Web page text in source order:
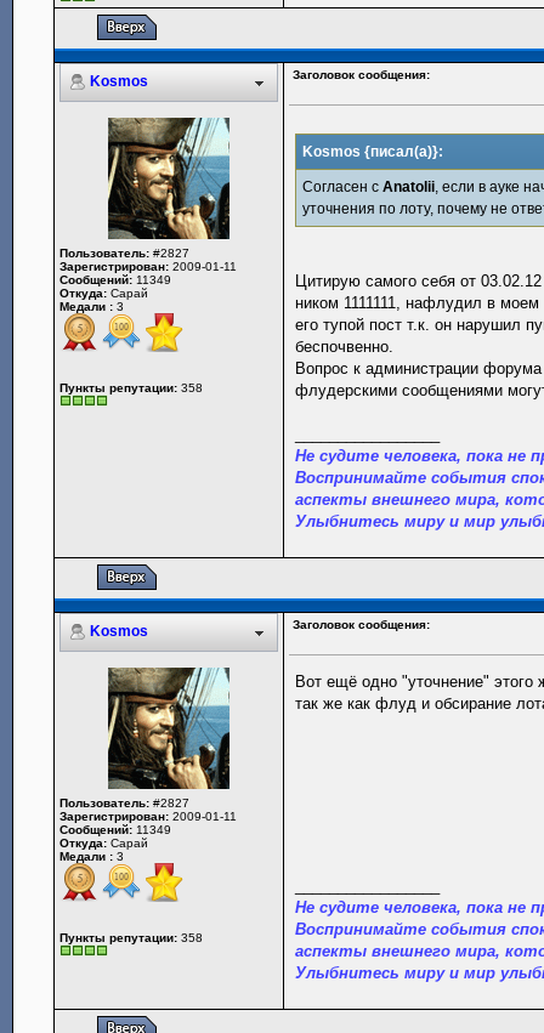
Kosmos Заголовок сообщения:
Пользователь: #2827
Зарегистрирован: 2009-01-11
Сообщений: 11349
Откуда: Сарай
Медали : 3
Пункты репутации: 358
Kosmos {писал(а)}:
Согласен сAnatolii , если в ауке
уточнения по лоту, почему не
Цитирую самого себя от
ником 1111111, нафлудил в
его тупой пост т.к. он нарушил
беспочвенно.
Вопрос к администрации
флудерскими сообщениями
Не судите человека, пока не
Воспринимайте события
аспекты внешнего мира,
Улыбнитесь миру и мир
Kosmos Заголовок сообщения:
Пользователь: #2827
Зарегистрирован: 2009-01-11
Сообщений: 11349
Откуда: Сарай
Медали : 3
Пункты репутации: 358
Вот ещё одно "уточнение" этого
так же как флуд и обсирание
Не судите человека, пока не
Воспринимайте события
аспекты внешнего мира,
Улыбнитесь миру и мир